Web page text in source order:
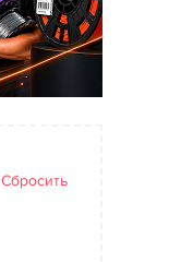
Сбросить